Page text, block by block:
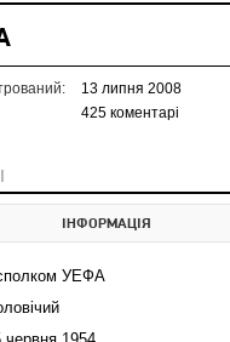
13 липня 2008
425 коментарі
ІНФОРМАЦІЯ
УЕФА